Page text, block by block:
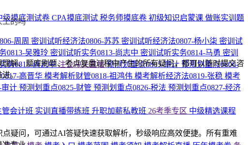
级摸底测试卷 CPA摸底测试 税务师摸底卷 初级知识启蒙课 做账实训题
周周 密训试听经济法0806-苏苏 密训试听经济法0807-杨小柒 密训试
0813-吴雅玲 密训试听实务0813-尚志中 密训试听实务0814-马勇 密训
务0815-尚志中注会冲关直播预测划重点0805-审计 预测划重点0806-
高晋华 模考解析财管0818-祖鸿伟 模考解析经济法0819-张稳 模考
审计 预测划重点0825-财管 预测划重点0826-税法 预测划重点0827-经济
管会计班 实训直播带练班 升职加薪私教班 26考季专区 中级精选课程
解、题库刷题、考点复盘过程中产生的所有疑问，都可以随时提交咨
进。
疑问，可通过AI答疑快速获取解析，秒级响应高效便捷。所有重难